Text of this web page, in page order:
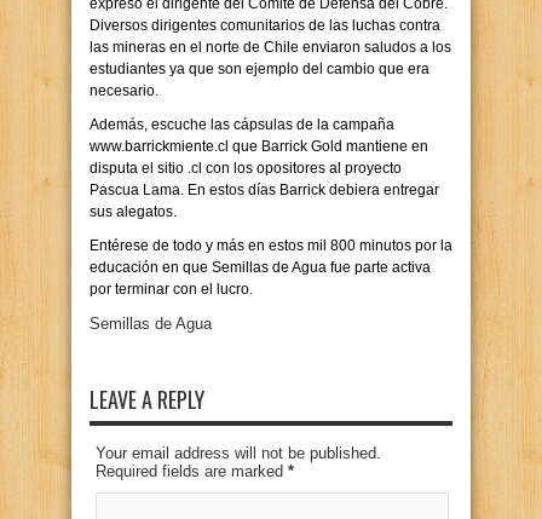
expresó el dirigente del Comité de Defensa del Cobre.
Diversos dirigentes comunitarios de las luchas contra
las mineras en el norte de Chile enviaron saludos a los
estudiantes ya que son ejemplo del cambio que era
necesario.
Además, escuche las cápsulas de la campaña
www.barrickmiente.cl que Barrick Gold mantiene en
disputa el sitio .cl con los opositores al proyecto
Pascua Lama. En estos días Barrick debiera entregar
sus alegatos.
Entérese de todo y más en estos mil 800 minutos por la
educación en que Semillas de Agua fue parte activa
por terminar con el lucro.
Semillas de Agua
LEAVE A REPLY
Your email address will not be published.
Required fields are marked *